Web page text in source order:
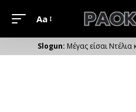
Μέγεθος
Γραμματοσειράς
Aa
Μέγας είσαι